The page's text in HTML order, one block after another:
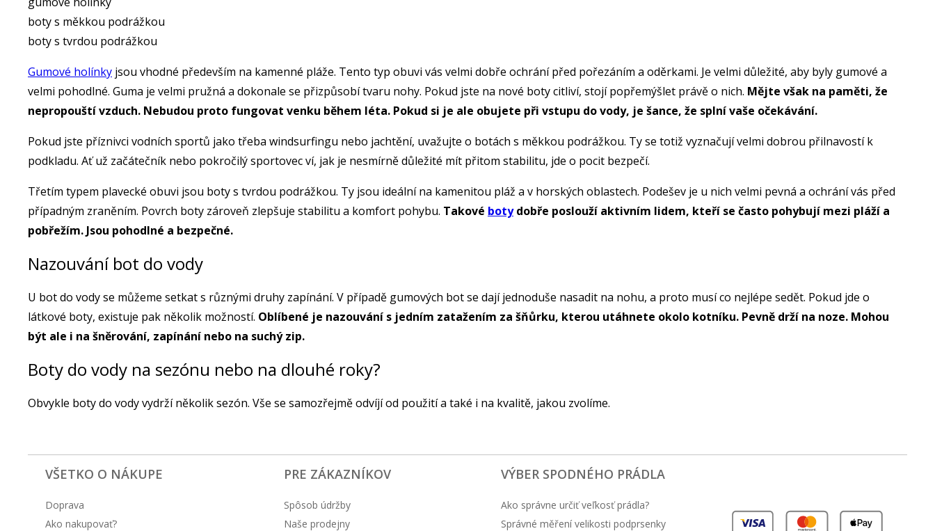
boty s měkkou podrážkou
boty s tvrdou podrážkou
Gumové holínky jsou vhodné především na kamenné pláže. Tento typ obuvi vás velmi dobře ochrání před pořezáním a oděrkami. Je velmi důležité, aby byly gumové a
velmi pohodlné. Guma je velmi pružná a dokonale se přizpůsobí tvaru nohy. Pokud jste na nové boty citliví, stojí popřemýšlet právě o nich. Mějte však na paměti, že
nepropouští vzduch. Nebudou proto fungovat venku během léta. Pokud si je ale obujete při vstupu do vody, je šance, že splní vaše očekávání.
Pokud jste příznivci vodních sportů jako třeba windsurfingu nebo jachtění, uvažujte o botách s měkkou podrážkou. Ty se totiž vyznačují velmi dobrou přilnavostí k
podkladu. Ať už začátečník nebo pokročilý sportovec ví, jak je nesmírně důležité mít přitom stabilitu, jde o pocit bezpečí.
Třetím typem plavecké obuvi jsou boty s tvrdou podrážkou. Ty jsou ideální na kamenitou pláž a v horských oblastech. Podešev je u nich velmi pevná a ochrání vás před
případným zraněním. Povrch boty zároveň zlepšuje stabilitu a komfort pohybu. Takové botydobře poslouží aktivním lidem, kteří se často pohybují mezi pláží a
pobřežím. Jsou pohodlné a bezpečné.
Nazouvání bot do vody
U bot do vody se můžeme setkat s různými druhy zapínání. V případě gumových bot se dají jednoduše nasadit na nohu, a proto musí co nejlépe sedět. Pokud jde o
látkové boty, existuje pak několik možností. Oblíbené je nazouvání s jedním zatažením za šňůrku, kterou utáhnete okolo kotníku. Pevně drží na noze. Mohou
být ale i na šněrování, zapínání nebo na suchý zip.
Boty do vody na sezónu nebo na dlouhé roky?
Obvykle boty do vody vydrží několik sezón. Vše se samozřejmě odvíjí od použití a také i na kvalitě, jakou zvolíme.
VŠETKO O NÁKUPE
Doprava
Ako nakupovať?
PRE ZÁKAZNÍKOV
Spôsob údržby
Naše prodejny
VÝBER SPODNÉHO PRÁDLA
Ako správne určiť veľkosť prádla?
Správné měření velikosti podprsenky